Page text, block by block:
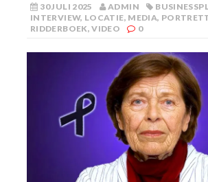
30 JULI 2025 ADMIN
INTERVIEW, LOCATIE, MEDIA,
RIDDERBOEK,VIDEO 0